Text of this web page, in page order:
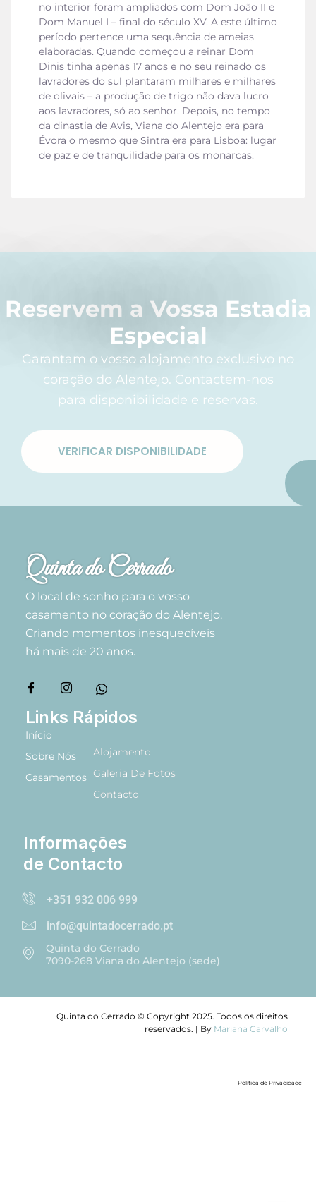
no interior foram ampliados com Dom João II e
Dom Manuel I – final do século XV. A este último
período pertence uma sequência de ameias
elaboradas. Quando começou a reinar Dom
Dinis tinha apenas 17 anos e no seu reinado os
lavradores do sul plantaram milhares e milhares
de olivais – a produção de trigo não dava lucro
aos lavradores, só ao senhor. Depois, no tempo
da dinastia de Avis, Viana do Alentejo era para
Évora o mesmo que Sintra era para Lisboa: lugar
de paz e de tranquilidade para os monarcas.
VERIFICAR DISPONIBILIDADE
Reservem a Vossa Estadia
Especial
Garantam o vosso alojamento exclusivo no
coração do Alentejo. Contactem-nos
para disponibilidade e reservas.
Quinta do Cerrado
O local de sonho para o vosso
casamento no coração do Alentejo.
Criando momentos inesquecíveis
há mais de 20 anos.
Links Rápidos
Início
Sobre Nós
Casamentos
Alojamento
Galeria De Fotos
Contacto
Informações
de Contacto
+351 932 006 999
info@quintadocerrado.pt
Quinta do Cerrado
7090-268 Viana do Alentejo (sede)
Quinta do Cerrado © Copyright 2025. Todos os direitos
reservados. | By Mariana Carvalho
Política de Privacidade